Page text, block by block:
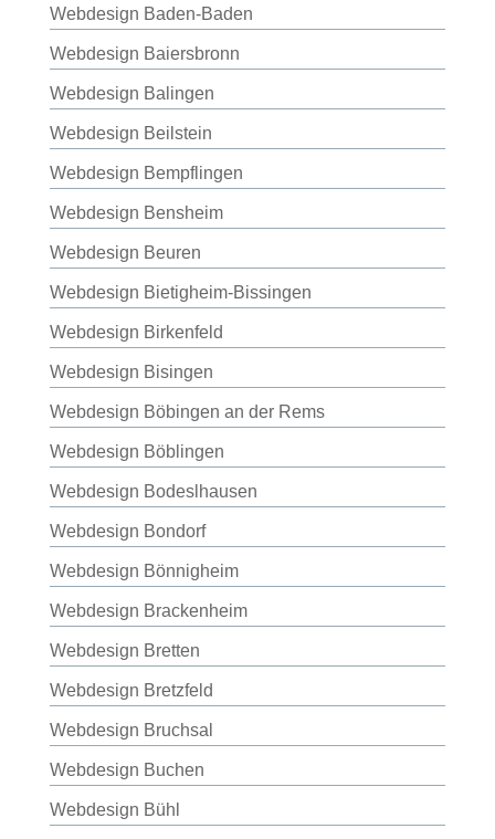
Webdesign Baden-Baden
Webdesign Baiersbronn
Webdesign Balingen
Webdesign Beilstein
Webdesign Bempflingen
Webdesign Bensheim
Webdesign Beuren
Webdesign Bietigheim-Bissingen
Webdesign Birkenfeld
Webdesign Bisingen
Webdesign Böbingen an der Rems
Webdesign Böblingen
Webdesign Bodeslhausen
Webdesign Bondorf
Webdesign Bönnigheim
Webdesign Brackenheim
Webdesign Bretten
Webdesign Bretzfeld
Webdesign Bruchsal
Webdesign Buchen
Webdesign Bühl